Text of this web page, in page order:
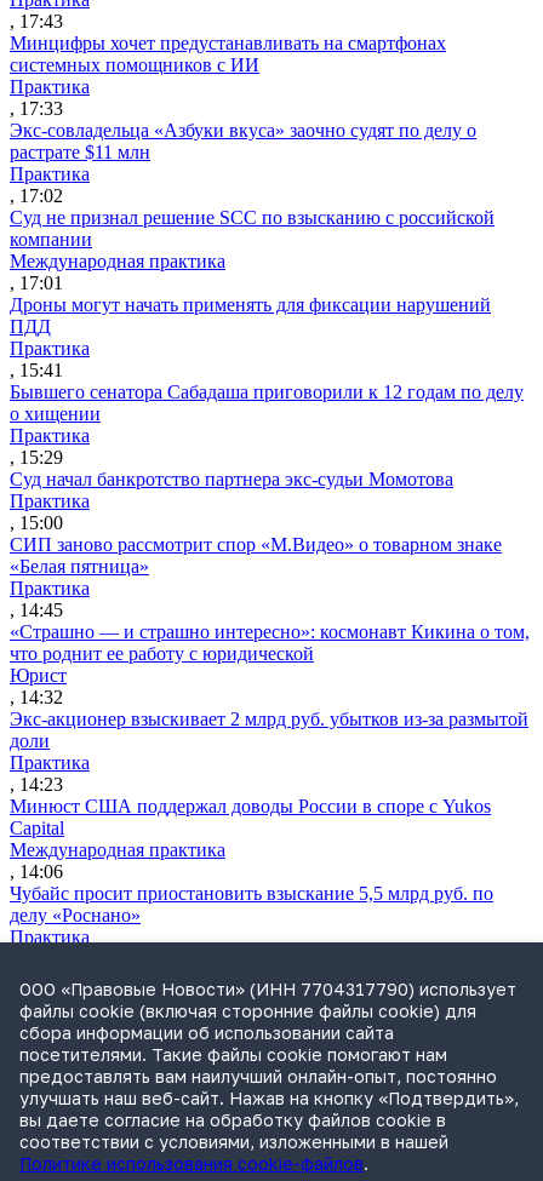
, 17:43
Минцифры хочет предустанавливать на смартфонах
системных помощников с ИИ
Практика
, 17:33
Экс-совладельца «Азбуки вкуса» заочно судят по делу о
растрате $11 млн
Практика
, 17:02
Суд не признал решение SCC по взысканию с российской
компании
Международная практика
, 17:01
Дроны могут начать применять для фиксации нарушений
ПДД
Практика
, 15:41
Бывшего сенатора Сабадаша приговорили к 12 годам по делу
о хищении
Практика
, 15:29
Суд начал банкротство партнера экс-судьи Момотова
Практика
, 15:00
СИП заново рассмотрит спор «М.Видео» о товарном знаке
«Белая пятница»
Практика
, 14:45
«Страшно — и страшно интересно»: космонавт Кикина о том,
что роднит ее работу с юридической
Юрист
, 14:32
Экс-акционер взыскивает 2 млрд руб. убытков из-за размытой
доли
Практика
, 14:23
Минюст США поддержал доводы России в споре с Yukos
Capital
Международная практика
, 14:06
Чубайс просит приостановить взыскание 5,5 млрд руб. по
делу «Роснано»
Практика
Апелляция БВО разрешила «Альфа-Банку» судиться, несмотря
на санкции
Международная практика
, 12:30
Суд подтвердил законность ареста счетов «Межрегионстроя»
на 1,18 млрд руб.
Практика
, 12:04
ООО «Правовые Новости» (ИНН 7704317790) использует
файлы cookie (включая сторонние файлы cookie) для
сбора информации об использовании сайта
посетителями. Такие файлы cookie помогают нам
предоставлять вам наилучший онлайн-опыт, постоянно
улучшать наш веб-сайт. Нажав на кнопку «Подтвердить»,
вы даете согласие на обработку файлов cookie в
соответствии с условиями, изложенными в нашей
Политике использования cookie-файлов.